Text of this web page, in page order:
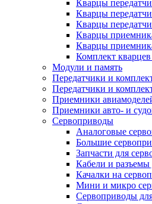
Кварцы
Кварцы
Кварцы
Кварцы
Кварцы
Комплект
Модули и память
Передатчики и
Передатчики и
Приемники
Приемники авто- и
Сервоприводы
Аналоговые
Большие
Запчасти для
Кабели и разъемы
Качалки на
Мини и микро
Сервоприводы